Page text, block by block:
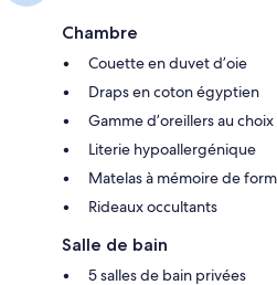
Chambre
Couette en duvet d’oie
Draps en coton égyptien
Gamme d’oreillers au choix
Literie hypoallergénique
Matelas à mémoire de
Rideaux occultants
Salle de bain
5 salles de bain privées